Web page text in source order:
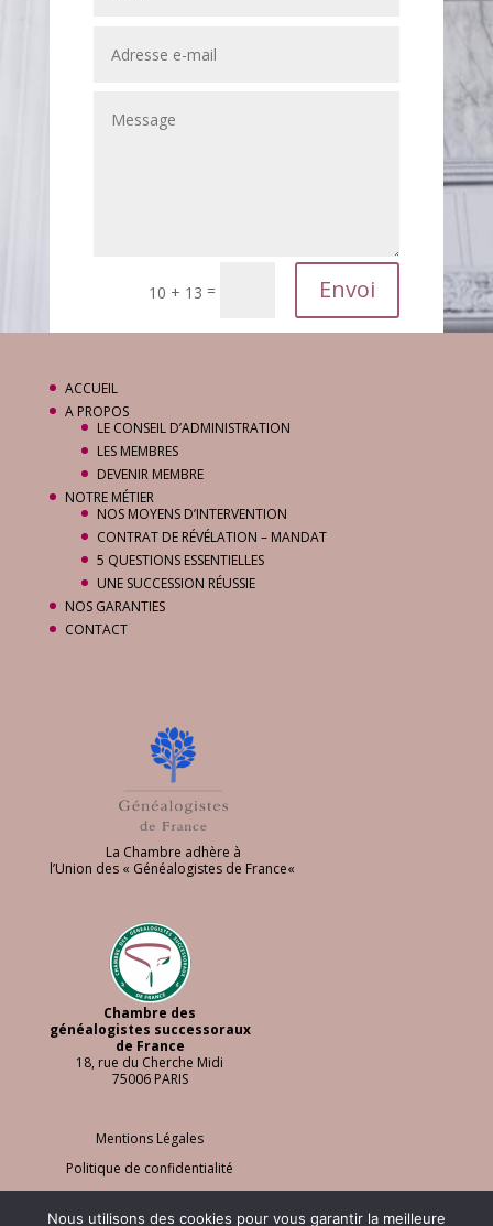
10 + 13 = Envoi
ACCUEIL
A PROPOS
LE CONSEIL D’ADMINISTRATION
LES MEMBRES
DEVENIR MEMBRE
NOTRE MÉTIER
NOS MOYENS D’INTERVENTION
CONTRAT DE RÉVÉLATION – MANDAT
5 QUESTIONS ESSENTIELLES
UNE SUCCESSION RÉUSSIE
NOS GARANTIES
CONTACT
La Chambre adhère à
l’Union des « Généalogistes de France«
Chambre des
généalogistes successoraux
de France
18, rue du Cherche Midi
75006 PARIS
Mentions Légales
Politique de confidentialité
Nous utilisons des cookies pour vous garantir la meilleure